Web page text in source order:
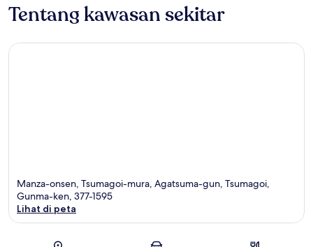
Tentang kawasan sekitar
Manza-onsen, Tsumagoi-mura, Agatsuma-gun, Tsumagoi,
Gunma-ken, 377-1595
Lihat di peta